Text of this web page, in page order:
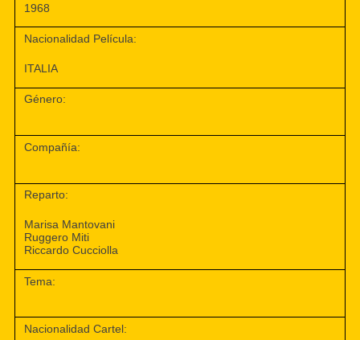
1968
Nacionalidad Película:
ITALIA
Género:
Compañía:
Reparto:
Marisa Mantovani
Ruggero Miti
Riccardo Cucciolla
Tema:
Nacionalidad Cartel: